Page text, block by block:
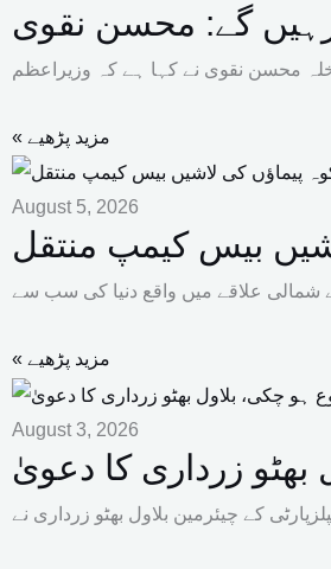
گے: محسن نقوی
« مزید پڑھیے
August 5, 2026
بیس کیمپ منتقل
« مزید پڑھیے
August 3, 2026
زرداری کا دعویٰ